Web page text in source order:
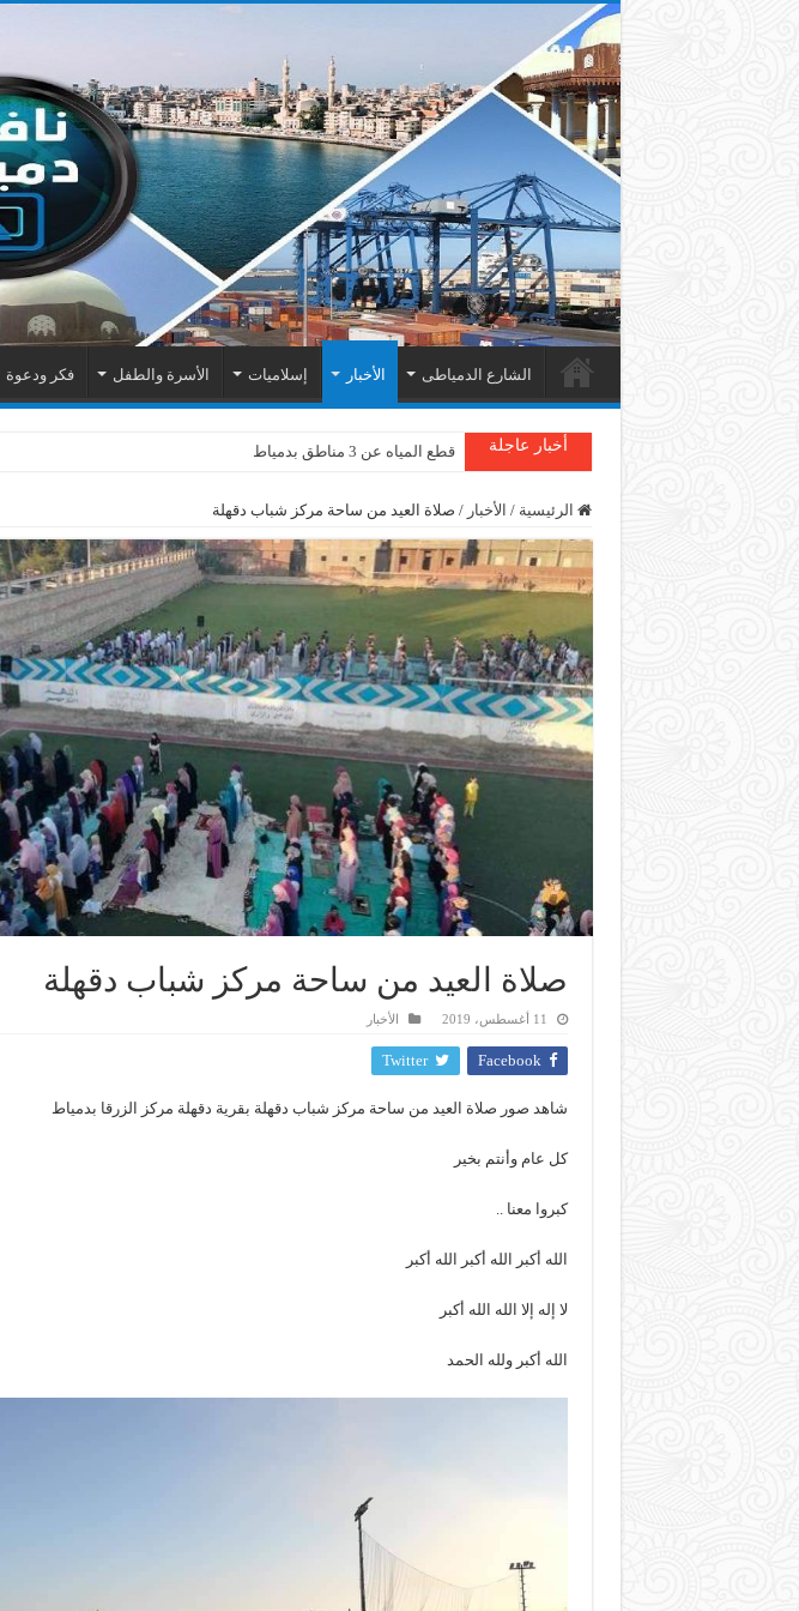
الشارع الدمياطى الأخبار إسلاميات الأسرة والطفل فكر ودعوة
أخبار عاجلة قطع المياه عن 3 مناطق بدمياط
دمياط : سقوط شجرة على الأسلاك الكهربائية بمنطقة المطرى
الرئيسية / الأخبار / صلاة العيد من ساحة مركز شباب دقهلة
صلاة العيد من ساحة مركز شباب دقهلة
11 أغسطس، 2019 الأخبار
Facebook
Twitter
شاهد صور صلاة العيد من ساحة مركز شباب دقهلة بقرية دقهلة مركز الزرقا بدمياط
كل عام وأنتم بخير
كبروا معنا ..
الله أكبر الله أكبر الله أكبر
لا إله إلا الله الله أكبر
الله أكبر ولله الحمد